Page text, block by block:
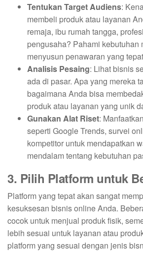
Tentukan Target Audiens:
membeli produk atau layanan
remaja, ibu rumah tangga,
pengusaha? Pahami kebutuhan
menyusun penawaran yang
Analisis Pesaing: Lihat bisnis
ada di pasar. Apa yang mereka
bagaimana Anda bisa
produk atau layanan yang unik
Gunakan Alat Riset:
seperti Google Trends, survei
kompetitor untuk mendapatkan
mendalam tentang kebutuhan
3. Pilih Platform untuk
Platform yang tepat akan sangat
kesuksesan bisnis online Anda.
cocok untuk menjual produk fisik,
lebih sesuai untuk layanan atau
platform yang sesuai dengan jenis